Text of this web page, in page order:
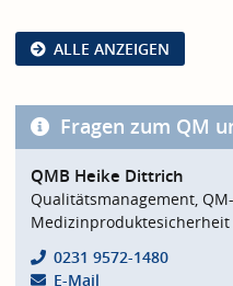
ALLE ANZEIGEN
Fragen zum QM
QMB Heike Dittrich
Qualitätsmanagement,
Medizinproduktesicherheit
0231 9572-1480
E-Mail